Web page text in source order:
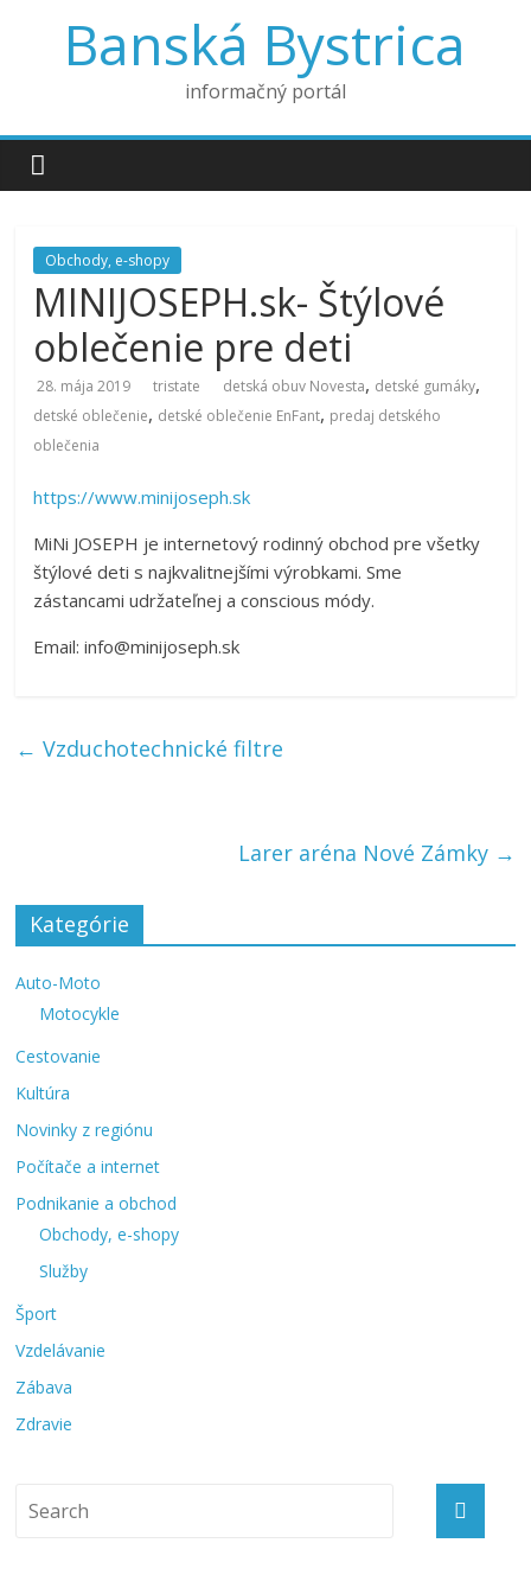
Banská Bystrica
informačný portál
Obchody, e-shopy
MINIJOSEPH.sk- Štýlové
oblečenie pre deti
28. mája 2019 tristate detská obuv Novesta, detské gumáky,
detské oblečenie, detské oblečenie EnFant, predaj detského
oblečenia
https://www.minijoseph.sk
MiNi JOSEPH je internetový rodinný obchod pre všetky
štýlové deti s najkvalitnejšími výrobkami. Sme
zástancami udržateľnej a conscious módy.
Email: info@minijoseph.sk
← Vzduchotechnické filtre
Larer aréna Nové Zámky →
Kategórie
Auto-Moto
Motocykle
Cestovanie
Kultúra
Novinky z regiónu
Počítače a internet
Podnikanie a obchod
Obchody, e-shopy
Služby
Šport
Vzdelávanie
Zábava
Zdravie